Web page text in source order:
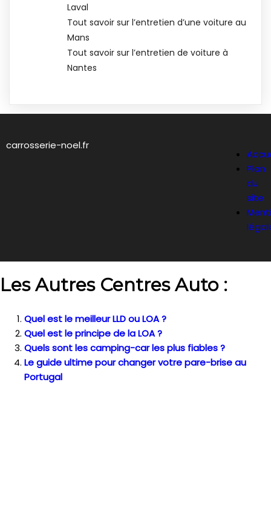
Laval
Tout savoir sur l’entretien d’une voiture au
Mans
Tout savoir sur l’entretien de voiture à
Nantes
carrosserie-noel.fr
Plan
du
site
Les Autres Centres Auto :
Quel est le meilleur LLD ou LOA ?
Quel est le principe de la LOA ?
Quels sont les camping-car les plus fiables ?
Le guide ultime pour changer votre pare-brise au
Portugal